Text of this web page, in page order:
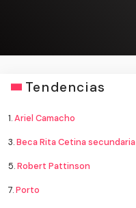
Tendencias
1.Ariel Camacho
3.Beca Rita Cetina secundaria
5.Robert Pattinson
7.Porto